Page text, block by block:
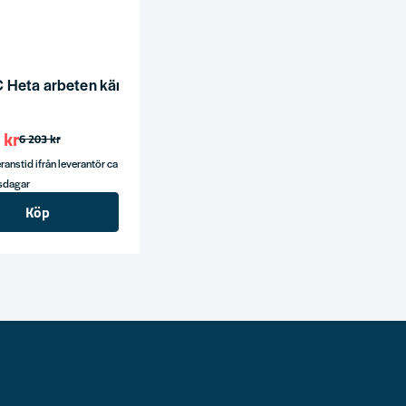
Heta arbeten kärra kompl. 2 x 6kg 55A 233B C + filt &
6 203 kr
ifrån leverantör ca
Köp